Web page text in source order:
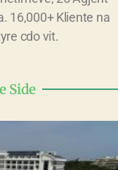
16,000+ Kliente na
cdo vit.
Side